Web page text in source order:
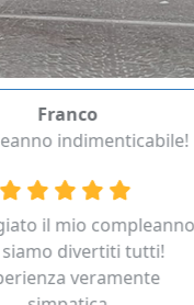
Franco
indimenticabile!
il mio compleanno
siamo divertiti tutti!
veramente